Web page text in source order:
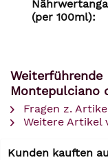
(per 100ml):
Weiterführende
Montepulciano
Fragen z.
Weitere Artikel
Kunden kauften